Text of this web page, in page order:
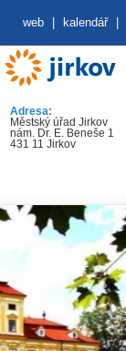
web kalendář
Adresa:
Městský úřad Jirkov
nám. Dr. E. Beneše 1
431 11 Jirkov